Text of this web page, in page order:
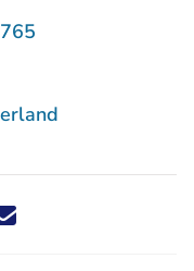
nieuwsbericht via X -
dit nieuwsbericht via
dit nieuwsbericht
Deel dit